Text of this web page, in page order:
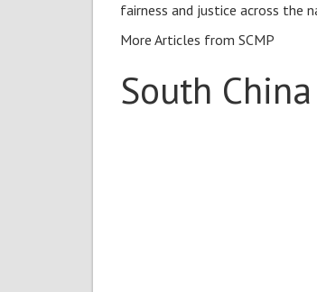
fairness and justice across the
More Articles from SCMP
South